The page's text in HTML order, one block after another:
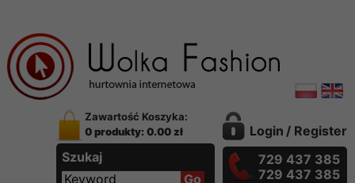
Zawartość Koszyka:
0 produkty: 0.00 zł
Szukaj
Login / Register
729 437 385
729 437 385